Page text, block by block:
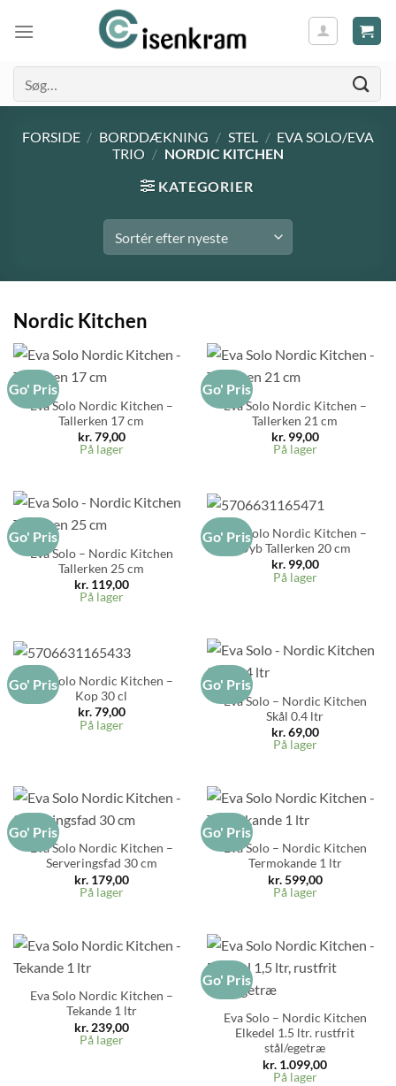
efter:
FORSIDE / BORDDÆKNING / STEL / EVA SOLO/EVA
TRIO / NORDIC KITCHEN
KATEGORIER
Nordic Kitchen
Go' Pris
Eva Solo Nordic Kitchen –
Tallerken 17 cm
kr.79,00
På lager
Go' Pris
Eva Solo Nordic Kitchen –
Tallerken 21 cm
kr.99,00
På lager
Go' Pris
Eva Solo – Nordic Kitchen
Tallerken 25 cm
kr.119,00
På lager
Go' PrisEva Solo Nordic Kitchen –
Dyb Tallerken 20 cm
kr.99,00
På lager
Go' PrisEva Solo Nordic Kitchen –
Kop 30 cl
kr.79,00
På lager
Go' Pris
Eva Solo – Nordic Kitchen
Skål 0.4 ltr
kr.69,00
På lager
Go' Pris
Eva Solo Nordic Kitchen –
Serveringsfad 30 cm
kr.179,00
På lager
Go' Pris
Eva Solo – Nordic Kitchen
Termokande 1 ltr
kr.599,00
På lager
Eva Solo Nordic Kitchen –
Tekande 1 ltr
kr.239,00
På lager
Go' Pris
Eva Solo – Nordic Kitchen
Elkedel 1.5 ltr. rustfrit
stål/egetræ
kr. 1.099,00
På lager